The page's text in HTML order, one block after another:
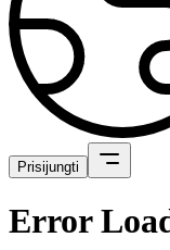
Prisijungti
Error